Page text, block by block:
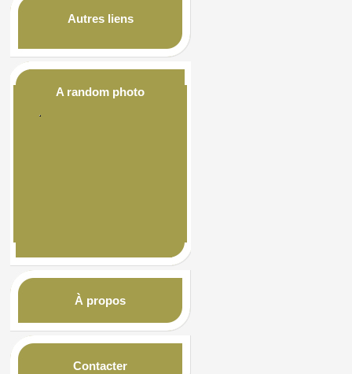
Autres liens
A random photo
À propos
Contacter